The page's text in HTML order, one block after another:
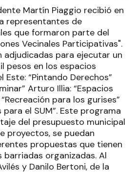
Martín Piaggio recibió en
representantes de
que formaron parte del
Vecinales Participativas".
adjudicadas para ejecutar un
pesos en los espacios
Este: “Pintando Derechos”
Arturo Illia: “Espacios
para los gurises”
para el SUM”. Este programa
del presupuesto municipal
proyectos, se puedan
propuestas que tienen
barriadas organizadas. Al
y Danilo Bertoni, de la